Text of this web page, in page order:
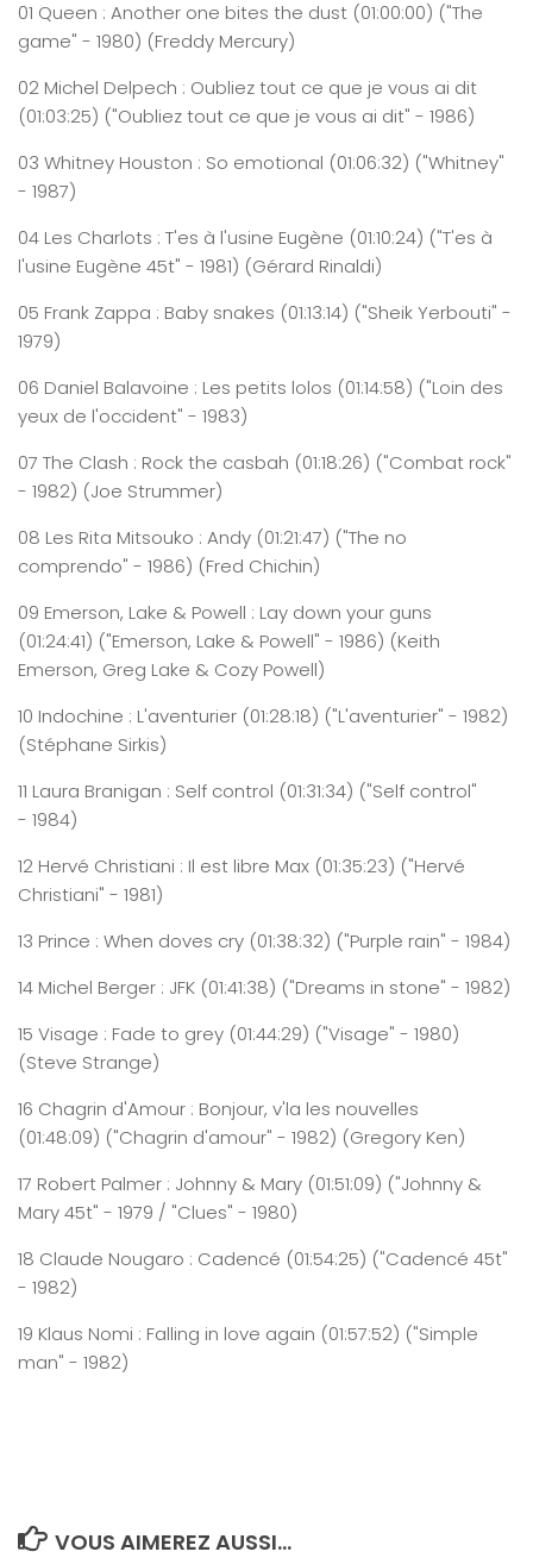
01 Queen : Another one bites the dust (01:00:00) ("The
game" - 1980) (Freddy Mercury)
02 Michel Delpech : Oubliez tout ce que je vous ai dit
(01:03:25) ("Oubliez tout ce que je vous ai dit" - 1986)
03 Whitney Houston : So emotional (01:06:32) ("Whitney"
- 1987)
04 Les Charlots : T'es à l'usine Eugène (01:10:24) ("T'es à
l'usine Eugène 45t" - 1981) (Gérard Rinaldi)
05 Frank Zappa : Baby snakes (01:13:14) ("Sheik Yerbouti" -
1979)
06 Daniel Balavoine : Les petits lolos (01:14:58) ("Loin des
yeux de l'occident" - 1983)
07 The Clash : Rock the casbah (01:18:26) ("Combat rock"
- 1982) (Joe Strummer)
08 Les Rita Mitsouko : Andy (01:21:47) ("The no
comprendo" - 1986) (Fred Chichin)
09 Emerson, Lake & Powell : Lay down your guns
(01:24:41) ("Emerson, Lake & Powell" - 1986) (Keith
Emerson, Greg Lake & Cozy Powell)
10 Indochine : L'aventurier (01:28:18) ("L'aventurier" - 1982)
(Stéphane Sirkis)
11 Laura Branigan : Self control (01:31:34) ("Self control"
- 1984)
12 Hervé Christiani : Il est libre Max (01:35:23) ("Hervé
Christiani" - 1981)
13 Prince : When doves cry (01:38:32) ("Purple rain" - 1984)
14 Michel Berger : JFK (01:41:38) ("Dreams in stone" - 1982)
15 Visage : Fade to grey (01:44:29) ("Visage" - 1980)
(Steve Strange)
16 Chagrin d'Amour : Bonjour, v'la les nouvelles
(01:48:09) ("Chagrin d'amour" - 1982) (Gregory Ken)
17 Robert Palmer : Johnny & Mary (01:51:09) ("Johnny &
Mary 45t" - 1979 / "Clues" - 1980)
18 Claude Nougaro : Cadencé (01:54:25) ("Cadencé 45t"
- 1982)
19 Klaus Nomi : Falling in love again (01:57:52) ("Simple
man" - 1982)
VOUS AIMEREZ AUSSI...